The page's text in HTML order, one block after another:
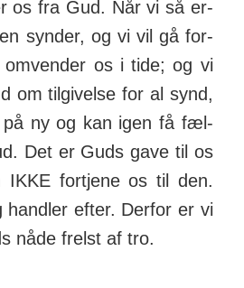
os fra Gud. Når vi så er­
synder, og vi vil gå for­
os i tide; og vi
om til­giv­else for al synd,
på ny og kan igen få fæl­
Det er Guds gave til os
IKKE for­tjene os til den.
handler efter. Derfor er vi
nåde frelst af tro.